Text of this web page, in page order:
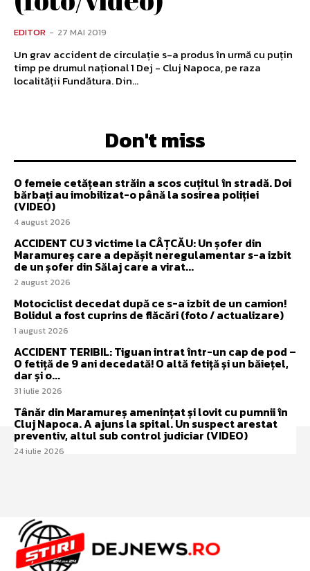
EDITOR - 27 MAI 2019
Un grav accident de circulație s-a produs în urmă cu puțin
timp pe drumul național 1 Dej - Cluj Napoca, pe raza
localității Fundătura. Din...
Don't miss
O femeie cetățean străin a scos cuțitul în stradă. Doi
bărbați au imobilizat-o până la sosirea poliției
(VIDEO)
4 august 2026
ACCIDENT CU 3 victime la CÂȚCĂU: Un șofer din
Maramureș care a depășit neregulamentar s-a izbit
de un șofer din Sălaj care a virat...
2 august 2026
Motociclist decedat după ce s-a izbit de un camion!
Bolidul a fost cuprins de flăcări (foto / actualizare)
1 august 2026
ACCIDENT TERIBIL: Tiguan intrat într-un cap de pod –
O fetiță de 9 ani decedată! O altă fetiță și un băiețel,
dar și o...
31 iulie 2026
Tânăr din Maramureș amenințat și lovit cu pumnii în
Cluj Napoca. A ajuns la spital. Un suspect arestat
preventiv, altul sub control judiciar (VIDEO)
24 iulie 2026